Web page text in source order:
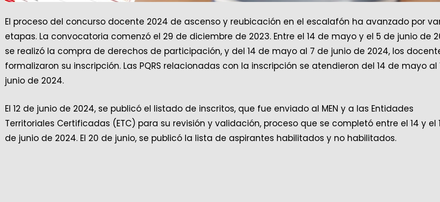
El proceso del concurso docente 2024 de ascenso y reubicación en el escalafón ha avanzado por
etapas. La convocatoria comenzó el 29 de diciembre de 2023. Entre el 14 de mayo y el 5 de junio de
se realizó la compra de derechos de participación, y del 14 de mayo al 7 de junio de 2024, los
formalizaron su inscripción. Las PQRS relacionadas con la inscripción se atendieron del 14 de mayo al
junio de 2024.
El 12 de junio de 2024, se publicó el listado de inscritos, que fue enviado al MEN y a las Entidades
Territoriales Certificadas (ETC) para su revisión y validación, proceso que se completó entre el 14 y el
de junio de 2024. El 20 de junio, se publicó la lista de aspirantes habilitados y no habilitados.